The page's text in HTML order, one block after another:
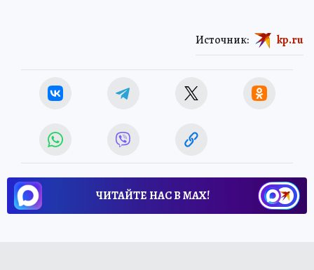
Источник: kp.ru
ЧИТАЙТЕ НАС В МАХ!